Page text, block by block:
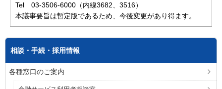
Tel 03-3506-6000（内線3682、3516）
本議事要旨は暫定版であるため、今後変更があり得ます。
相談・手続・採用情報
各種窓口のご案内